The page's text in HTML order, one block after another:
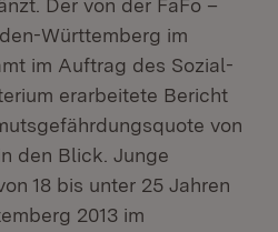
Der von der FaFo –
Württemberg im
im Auftrag des Sozial-
erarbeitete Bericht
von
den Blick. Junge
18 bis unter 25 Jahren
2013 im